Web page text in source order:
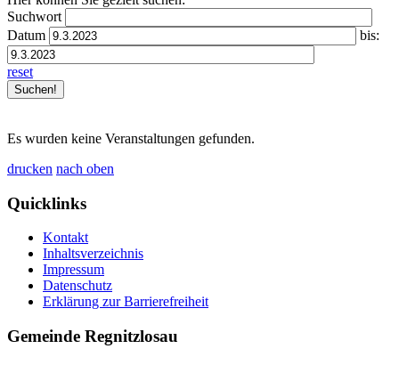
Suchwort
Datum
bis:
reset
Es wurden keine Veranstaltungen gefunden.
drucken nach oben
Quicklinks
Kontakt
Inhaltsverzeichnis
Impressum
Datenschutz
Erklärung zur Barrierefreiheit
Gemeinde Regnitzlosau